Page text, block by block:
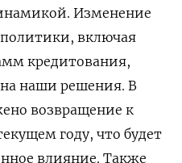
Изменение
включая
кредитования,
наши решения. В
возвращение к
году, что будет
влияние. Также